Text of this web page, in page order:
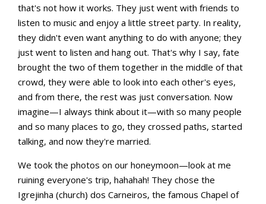
that's not how it works. They just went with friends to
listen to music and enjoy a little street party. In reality,
they didn't even want anything to do with anyone; they
just went to listen and hang out. That's why I say, fate
brought the two of them together in the middle of that
crowd, they were able to look into each other's eyes,
and from there, the rest was just conversation. Now
imagine—I always think about it—with so many people
and so many places to go, they crossed paths, started
talking, and now they're married.
We took the photos on our honeymoon—look at me
ruining everyone's trip, hahahah! They chose the
Igrejinha (church) dos Carneiros, the famous Chapel of